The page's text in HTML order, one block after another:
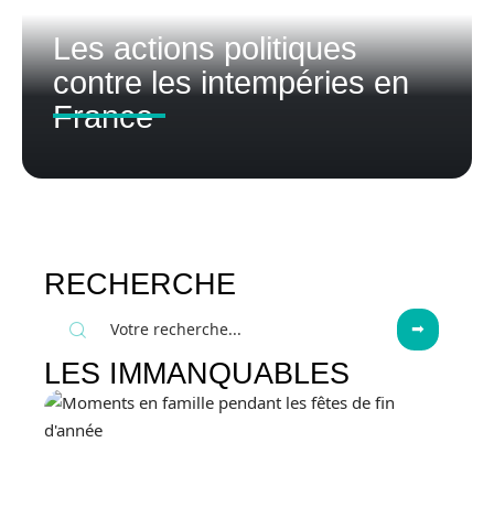
Les actions politiques
contre les intempéries en
France
RECHERCHE
LES IMMANQUABLES